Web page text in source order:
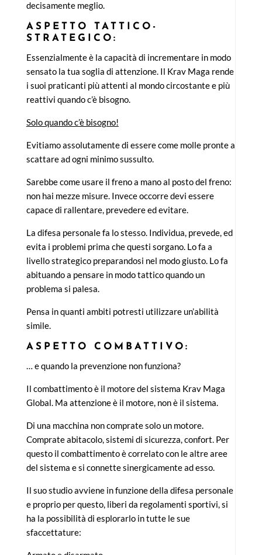
decisamente meglio.
ASPETTO TATTICO-
STRATEGICO:
Essenzialmente è la capacità di incrementare in modo
sensato la tua soglia di attenzione. Il Krav Maga rende
i suoi praticanti più attenti al mondo circostante e più
reattivi quando c’è bisogno.
Solo quando c’è bisogno!
Evitiamo assolutamente di essere come molle pronte a
scattare ad ogni minimo sussulto.
Sarebbe come usare il freno a mano al posto del freno:
non hai mezze misure. Invece occorre devi essere
capace di rallentare, prevedere ed evitare.
La difesa personale fa lo stesso. Individua, prevede, ed
evita i problemi prima che questi sorgano. Lo fa a
livello strategico preparandosi nel modo giusto. Lo fa
abituando a pensare in modo tattico quando un
problema si palesa.
Pensa in quanti ambiti potresti utilizzare un’abilità
simile.
ASPETTO COMBATTIVO:
… e quando la prevenzione non funziona?
Il combattimento è il motore del sistema Krav Maga
Global. Ma attenzione è il motore, non è il sistema.
Di una macchina non comprate solo un motore.
Comprate abitacolo, sistemi di sicurezza, confort. Per
questo il combattimento è correlato con le altre aree
del sistema e si connette sinergicamente ad esso.
Il suo studio avviene in funzione della difesa personale
e proprio per questo, liberi da regolamenti sportivi, si
ha la possibilità di esplorarlo in tutte le sue
sfaccettature: